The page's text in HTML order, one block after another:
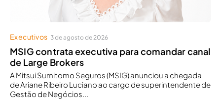
Executivos 3 de agosto de 2026
MSIG contrata executiva para comandar canal
de Large Brokers
A Mitsui Sumitomo Seguros (MSIG) anunciou a chegada
de Ariane Ribeiro Luciano ao cargo de superintendente de
Gestão de Negócios...